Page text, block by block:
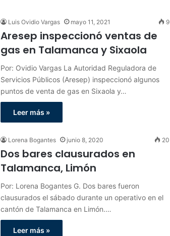
Luis Ovidio Vargas mayo 11, 2021 9
Aresep inspeccionó ventas de
gas en Talamanca y Sixaola
Por: Ovidio Vargas La Autoridad Reguladora de
Servicios Públicos (Aresep) inspeccionó algunos
puntos de venta de gas en Sixaola y…
Leer más »
Lorena Bogantes junio 8, 2020 20
Dos bares clausurados en
Talamanca, Limón
Por: Lorena Bogantes G. Dos bares fueron
clausurados el sábado durante un operativo en el
cantón de Talamanca en Limón.…
Leer más »